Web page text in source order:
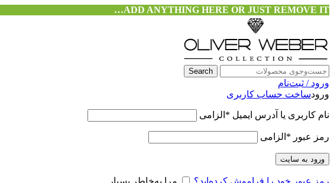
ADD ANYTHING HERE OR JUST REMOVE IT…
Search
ورود / ثبت‌نام
ورودساخت حساب کاربری
نام کاربری یا آدرس ایمیل * الزامی
رمز عبور * الزامی
ورود به سایت
رمز عبور خود را فراموش کرده‌اید؟ مرا به‌خاطر بسپار